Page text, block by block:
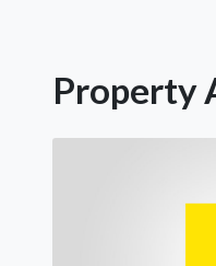
Property